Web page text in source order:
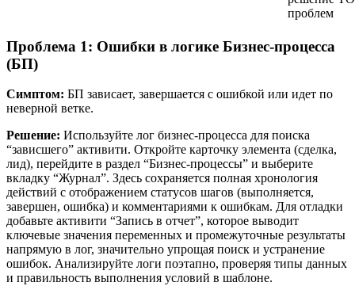
проблем
Проблема 1: Ошибки в логике Бизнес-процесса
(БП)
Симптом: БП зависает, завершается с ошибкой или идет по
неверной ветке.
Решение: Используйте лог бизнес-процесса для поиска
“зависшего” активити. Откройте карточку элемента (сделка,
лид), перейдите в раздел “Бизнес-процессы” и выберите
вкладку “Журнал”. Здесь сохраняется полная хронология
действий с отображением статусов шагов (выполняется,
завершен, ошибка) и комментариями к ошибкам. Для отладки
добавьте активити “Запись в отчет”, которое выводит
ключевые значения переменных и промежуточные результаты
напрямую в лог, значительно упрощая поиск и устранение
ошибок. Анализируйте логи поэтапно, проверяя типы данных
и правильность выполнения условий в шаблоне.